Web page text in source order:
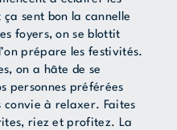
sent bon la cannelle
foyers, on se blottit
prépare les festivités.
on a hâte de se
personnes préférées
convie à relaxer. Faites
riez et profitez. La